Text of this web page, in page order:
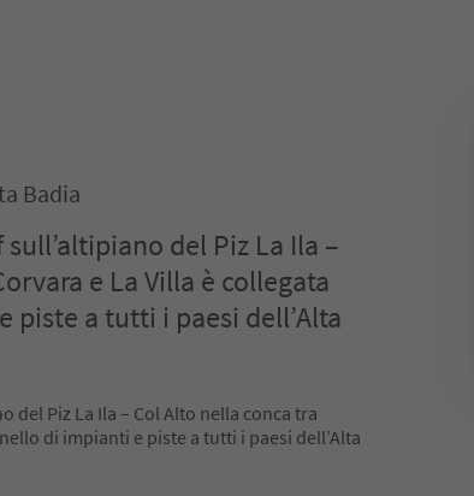
Badia
del Piz La Ila –
e La Villa è collegata
piste a tutti i paesi dell’Alta
del Piz La Ila – Col Alto nella conca tra
di impianti e piste a tutti i paesi dell’Alta